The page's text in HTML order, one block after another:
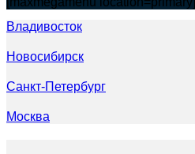
Владивосток
Новосибирск
Санкт-Петербург
Москва